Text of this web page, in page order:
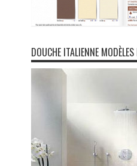
DOUCHE ITALIENNE